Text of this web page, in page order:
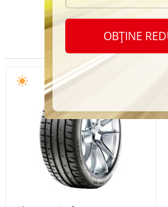
OBȚINE